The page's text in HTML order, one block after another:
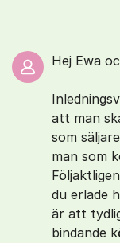
Hej Ewa
att man
som
man som
du erlade
är att
bindande